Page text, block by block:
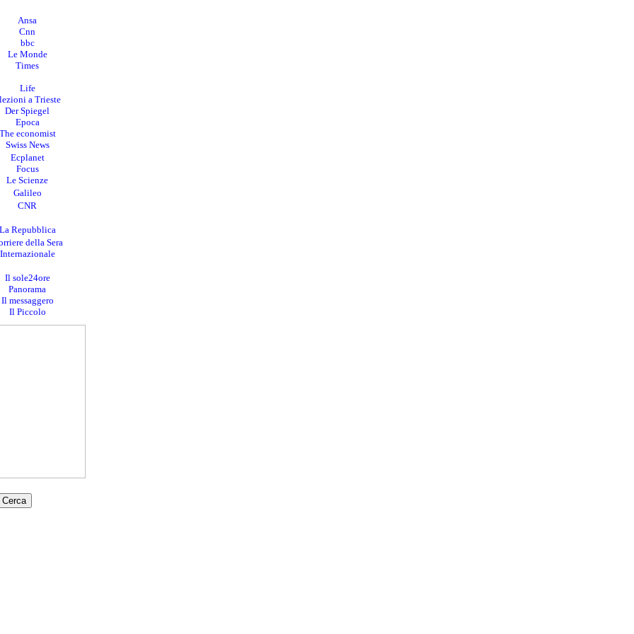
Ansa
Cnn
bbc
Le Monde
Times
Life
a Trieste
Der Spiegel
Epoca
economist
Swiss News
Ecplanet
Focus
Le Scienze
Galileo
CNR
Repubblica
della Sera
Internazionale
Il sole24ore
Panorama
Il messaggero
Il Piccolo